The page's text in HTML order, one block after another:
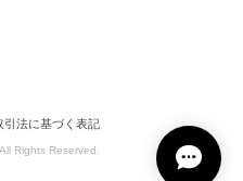
引法に基づく表記
Rights Reserved.